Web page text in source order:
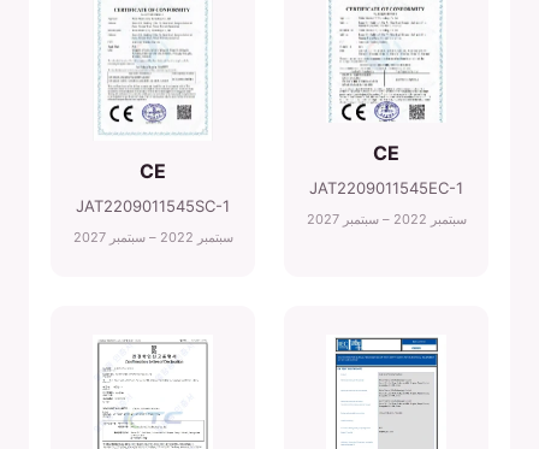
CE
JAT2209011545EC-1
سبتمبر 2022 – سبتمبر 2027
CE
JAT2209011545SC-1
سبتمبر 2022 – سبتمبر 2027